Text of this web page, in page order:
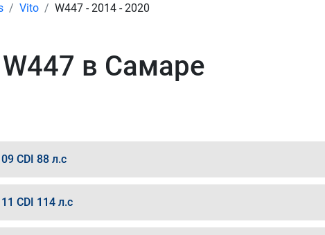
Vito W447 - 2014 - 2020
в Самаре
CDI 88 л.с
CDI 114 л.с